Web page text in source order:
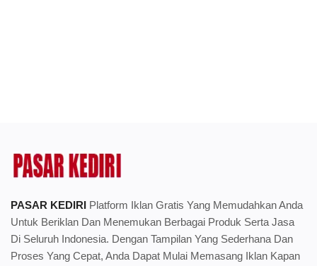
PASAR KEDIRI Platform Iklan Gratis Yang Memudahkan Anda
Untuk Beriklan Dan Menemukan Berbagai Produk Serta Jasa
Di Seluruh Indonesia. Dengan Tampilan Yang Sederhana Dan
Proses Yang Cepat, Anda Dapat Mulai Memasang Iklan Kapan